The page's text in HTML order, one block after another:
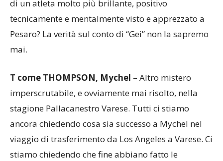
di un atleta molto più brillante, positivo
tecnicamente e mentalmente visto e apprezzato a
Pesaro? La verità sul conto di “Gei” non la sapremo
mai.
T come THOMPSON, Mychel – Altro mistero
imperscrutabile, e ovviamente mai risolto, nella
stagione Pallacanestro Varese. Tutti ci stiamo
ancora chiedendo cosa sia successo a Mychel nel
viaggio di trasferimento da Los Angeles a Varese. Ci
stiamo chiedendo che fine abbiano fatto le